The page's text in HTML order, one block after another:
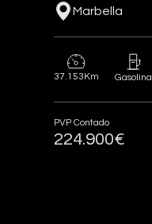
Marbella
37.153Km Gasolina
PVP Contado
224.900€